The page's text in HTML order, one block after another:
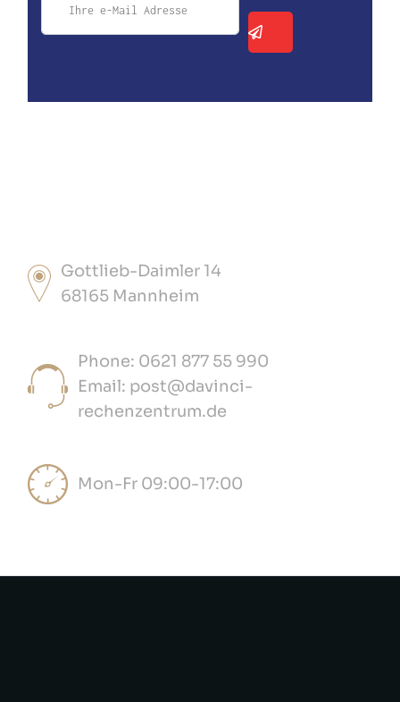
Gottlieb-Daimler 14
68165 Mannheim
Phone: 0621 877 55 990
Email: post@davinci-
rechenzentrum.de
Mon-Fr 09:00-17:00